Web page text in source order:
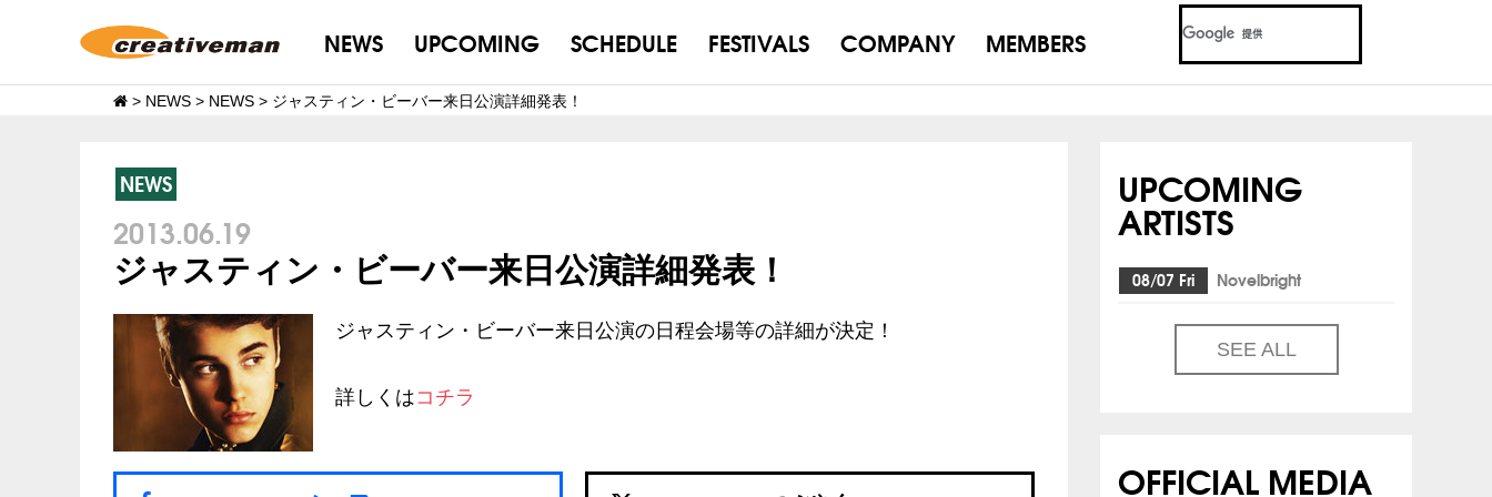
NEWS UPCOMING SCHEDULE FESTIVALS COMPANY MEMBERS
> NEWS > NEWS > ジャスティン・ビーバー来日公演詳細発表！
NEWS
2013.06.19
ジャスティン・ビーバー来日公演詳細発表！
ジャスティン・ビーバー来日公演の日程会場等の詳細が決定！
詳しくはコチラ
UPCOMING
ARTISTS
08/07 Fri Novelbright
SEE ALL
OFFICIAL MEDIA